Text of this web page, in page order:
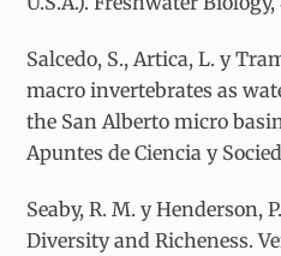
Salcedo, S., Artica, L. y
macro invertebrates as
the San Alberto micro
Apuntes de Ciencia y
Seaby, R. M. y Henderson,
Diversity and Richeness.